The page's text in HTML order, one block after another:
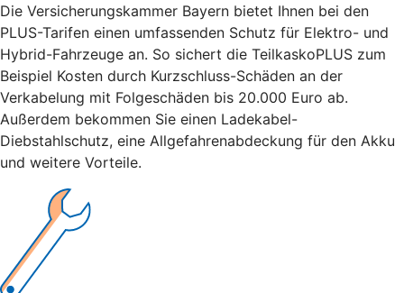
Die Versicherungskammer Bayern bietet Ihnen bei den
PLUS-Tarifen einen umfassenden Schutz für Elektro- und
Hybrid-Fahrzeuge an. So sichert die TeilkaskoPLUS zum
Beispiel Kosten durch Kurzschluss-Schäden an der
Verkabelung mit Folgeschäden bis 20.000 Euro ab.
Außerdem bekommen Sie einen Ladekabel-
Diebstahlschutz, eine Allgefahrenabdeckung für den Akku
und weitere Vorteile.